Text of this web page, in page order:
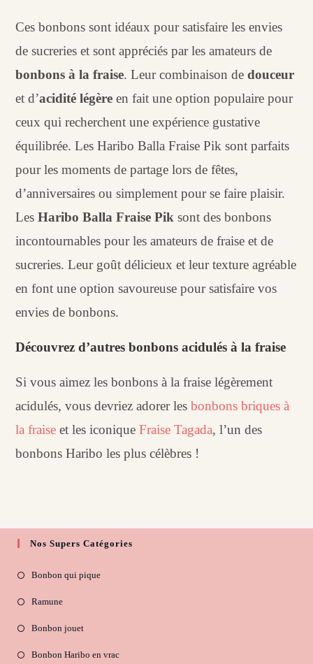
Ces bonbons sont idéaux pour satisfaire les envies
de sucreries et sont appréciés par les amateurs de
bonbons à la fraise. Leur combinaison dedouceur
et d’acidité légère en fait une option populaire pour
ceux qui recherchent une expérience gustative
équilibrée. Les Haribo Balla Fraise Pik sont parfaits
pour les moments de partage lors de fêtes,
d’anniversaires ou simplement pour se faire plaisir.
LesHaribo Balla Fraise Pik sont des bonbons
incontournables pour les amateurs de fraise et de
sucreries. Leur goût délicieux et leur texture agréable
en font une option savoureuse pour satisfaire vos
envies de bonbons.
Découvrez d’autres bonbons acidulés à la fraise
Si vous aimez les bonbons à la fraise légèrement
acidulés, vous devriez adorer lesbonbons briques à
la fraise et les iconiqueFraise Tagada, l’un des
bonbons Haribo les plus célèbres !
Nos Supers Catégories
Bonbon qui pique
Ramune
Bonbon jouet
Bonbon Haribo en vrac